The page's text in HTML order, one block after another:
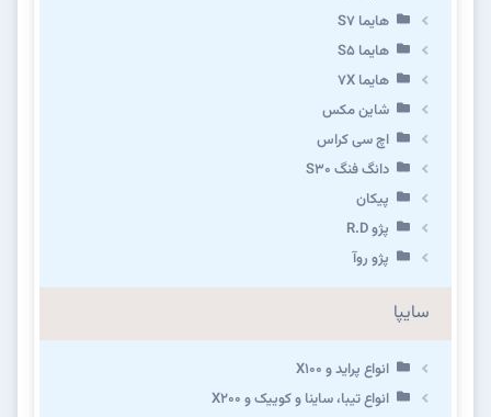
هایما S7
هایما S5
هایما 7X
شاین مکس
اچ سی کراس
دانگ فنگ S30
پیکان
پژو R.D
پژو روآ
سایپا
انواع پراید و X100
انواع تیبا، ساینا و کوییک و X200